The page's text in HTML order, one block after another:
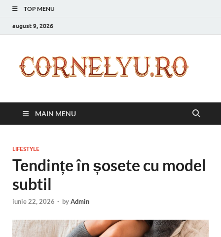
TOP MENU
august 9, 2026
ta mai
MAIN MENU
LIFESTYLE
Tendințe în șosete cu model
subtil
iunie 22, 2026 - byAdmin